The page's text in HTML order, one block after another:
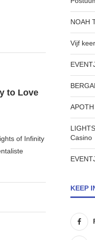
to Love
of Infinity
NOAH
Vijf
Casino
KEEP